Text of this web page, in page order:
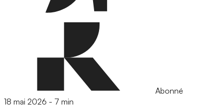
Abonné
18 mai 2026 - 7 min